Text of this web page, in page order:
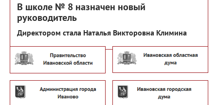
В школе № 8 назначен новый
руководитель
Директором стала Наталья Викторовна Климина